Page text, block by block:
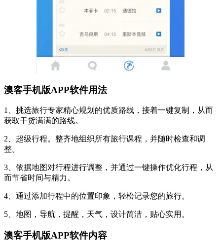
澳客手机版APP软件用法
1、挑选旅行专家精心规划的优质路线，接着一键复制，从而
获取干货满满的路线。
2、超级行程。整齐地组织所有旅行课程，并随时检查和调
整。
3、依据地图对行程进行调整，并通过一键操作优化行程，从
而节省时间与精力。
4、通过添加行程中的位置印象，轻松记录您的旅行。
5、地图，导航，提醒，天气，设计简洁，贴心实用。
澳客手机版APP软件内容